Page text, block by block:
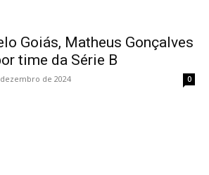
Goiás, Matheus Gonçalves
time da Série B
de 2024 0